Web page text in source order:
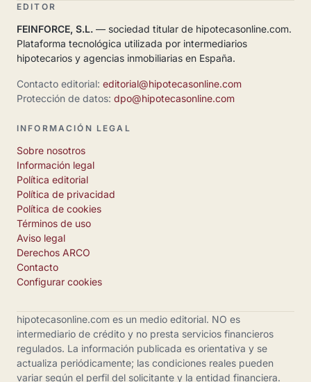
EDITOR
FEINFORCE, S.L. — sociedad titular de hipotecasonline.com.
Plataforma tecnológica utilizada por intermediarios
hipotecarios y agencias inmobiliarias en España.
Contacto editorial: editorial@hipotecasonline.com
Protección de datos: dpo@hipotecasonline.com
INFORMACIÓN LEGAL
Sobre nosotros
Información legal
Política editorial
Política de privacidad
Política de cookies
Términos de uso
Aviso legal
Derechos ARCO
Contacto
Configurar cookies
hipotecasonline.com es un medio editorial. NO es
intermediario de crédito y no presta servicios financieros
regulados. La información publicada es orientativa y se
actualiza periódicamente; las condiciones reales pueden
variar según el perfil del solicitante y la entidad financiera.